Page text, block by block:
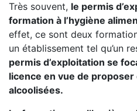
Très souvent, le permis
formation à l’hygiène
effet, ce sont deux
un établissement tel qu’un
permis d’exploitation se
licence en vue de
alcoolisées.